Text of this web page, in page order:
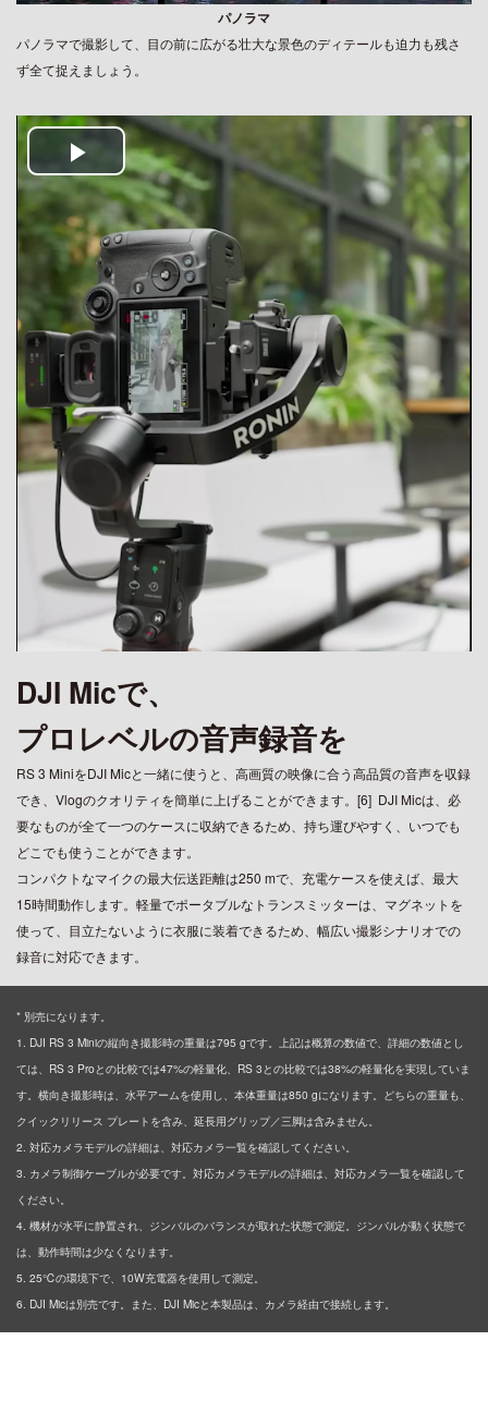
パノラマ
パノラマで撮影して、目の前に広がる壮大な景色のディテールも迫力も残さ
ず全て捉えましょう。
Play
Video
DJI Micで、
プロレベルの音声録音を
RS 3 MiniをDJI Micと一緒に使うと、高画質の映像に合う高品質の音声を収録
でき、Vlogのクオリティを簡単に上げることができます。[6] DJI Micは、必
要なものが全て一つのケースに収納できるため、持ち運びやすく、いつでも
どこでも使うことができます。
コンパクトなマイクの最大伝送距離は250 mで、充電ケースを使えば、最大
15時間動作します。軽量でポータブルなトランスミッターは、マグネットを
使って、目立たないように衣服に装着できるため、幅広い撮影シナリオでの
録音に対応できます。
* 別売になります。
1. DJI RS 3 Miniの縦向き撮影時の重量は795 gです。上記は概算の数値で、詳細の数値とし
ては、RS 3 Proとの比較では47%の軽量化、RS 3との比較では38%の軽量化を実現していま
す。横向き撮影時は、水平アームを使用し、本体重量は850 gになります。どちらの重量も、
クイックリリース プレートを含み、延長用グリップ／三脚は含みません。
2. 対応カメラモデルの詳細は、対応カメラ一覧を確認してください。
3. カメラ制御ケーブルが必要です。対応カメラモデルの詳細は、対応カメラ一覧を確認して
ください。
4. 機材が水平に静置され、ジンバルのバランスが取れた状態で測定。ジンバルが動く状態で
は、動作時間は少なくなります。
5. 25℃の環境下で、10W充電器を使用して測定。
6. DJI Micは別売です。また、DJI Micと本製品は、カメラ経由で接続します。